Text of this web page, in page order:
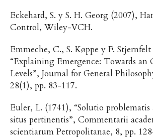
Eckehard, S. y S. H. Georg (2007),
Control, Wiley-VCH.
Emmeche, C., S. Køppe y F.
“Explaining Emergence: Towards an
Levels”, Journal for General
28(1), pp. 83-117.
Euler, L. (1741), “Solutio
situs pertinentis”, Commentarii
scientiarum Petropolitanae, 8, pp.